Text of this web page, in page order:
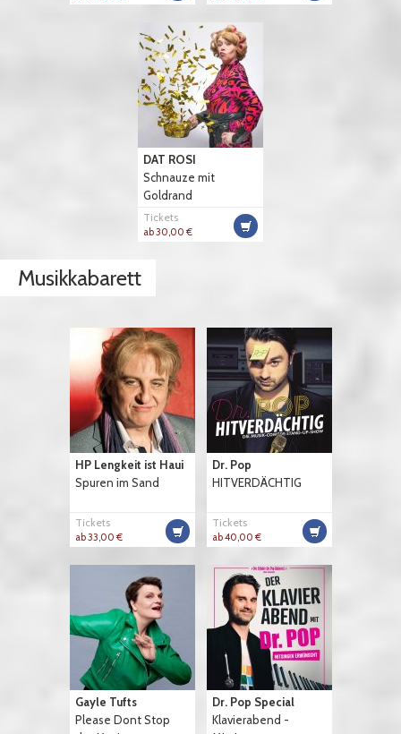
DAT ROSI
Schnauze mit
Goldrand
Tickets
ab 30,00 €
Musikkabarett
HP Lengkeit ist Haui
Spuren im Sand
Tickets
ab 33,00 €
Dr. Pop
HITVERDÄCHTIG
Tickets
ab 40,00 €
Gayle Tufts
Please Dont Stop
Dr. Pop Special
Klavierabend -